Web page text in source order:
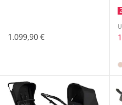
1.099,90 €